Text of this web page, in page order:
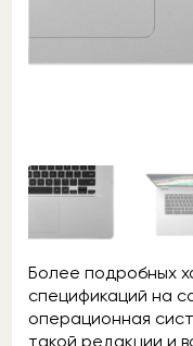
Более подробных
спецификаций на
операционная
такой редакции и